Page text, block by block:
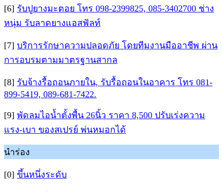
[6] รับปูยางมะตอย โทร 098-2399825, 085-3402700 ช่าง
หนุ่ม รับลาดยางแอสฟัลท์
[7] บริการรักษาความปลอดภัย โดยทีมงานมืออาชีพ ผ่าน
การอบรมตามมาตรฐานสากล
[8] รับจ้างรื้อถอนภายใน, รับรื้อถอนในอาคาร โทร 081-
899-5419, 089-681-7422.
[9] พัดลมไอน้ำตั้งพื้น 26นิ้ว ราคา 8,500 ปรับเร่งความ
แรง-เบา ของสเปรย์ พ่นหมอกได้
นำร่อง
[0] ขึ้นหนึ่งระดับ